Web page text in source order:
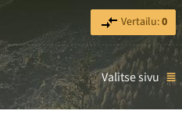
Vertailu:0
Valitse sivu